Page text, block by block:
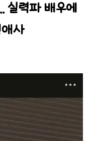
실력파 배우에
사